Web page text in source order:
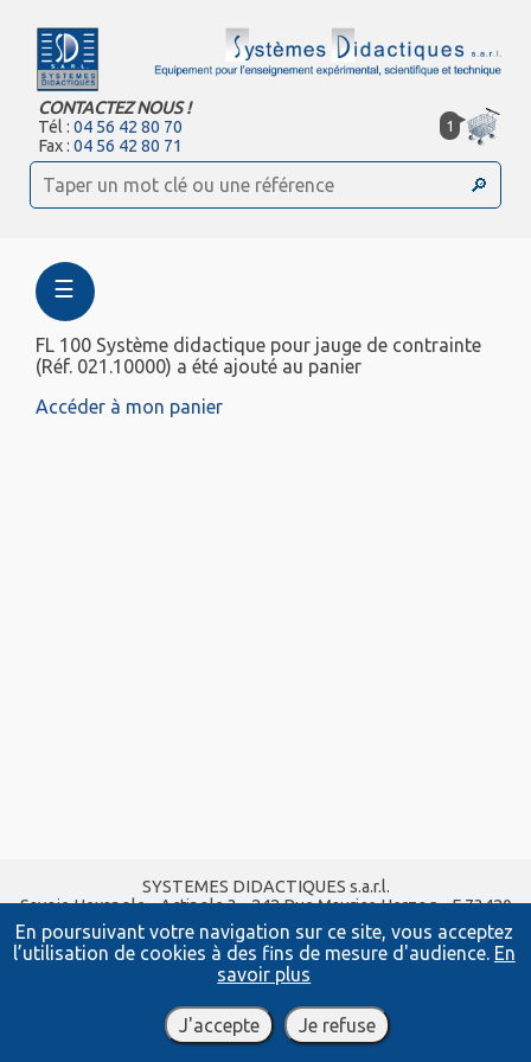
En poursuivant votre navigation sur ce site, vous acceptez
l’utilisation de cookies à des fins de mesure d'audience. En
savoir plus
J'accepte Je refuse
CONTACTEZ NOUS !
Tél :04 56 42 80 70
Fax :04 56 42 80 71
1
☰
FL 100 Système didactique pour jauge de contrainte
(Réf. 021.10000) a été ajouté au panier
Accéder à mon panier
SYSTEMES DIDACTIQUES s.a.r.l.
Savoie Hexapole - Actipole 3 - 242 Rue Maurice Herzog - F 73420
VIVIERS DU LAC
Tel : 04 56 42 80 70| Fax :04 56 42 80 71
xavier.granjon@systemes-didactiques.fr
systemes-didactiques.fr